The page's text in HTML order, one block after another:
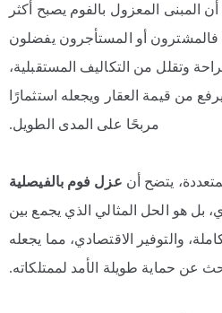
المبنى المعزول بالفوم يصبح أكثر
فالمشترون أو المستأجرون يفضلون
وتقلل من التكاليف المستقبلية،
من قيمة العقار ويجعله استثمارًا
مربحًا على المدى الطويل.
يتضح أن عزل فوم بالفيصلية
بل هو الحل المثالي الذي يجمع بين
والتوفير الاقتصادي، مما يجعله
عن حماية طويلة الأمد لممتلكاته.